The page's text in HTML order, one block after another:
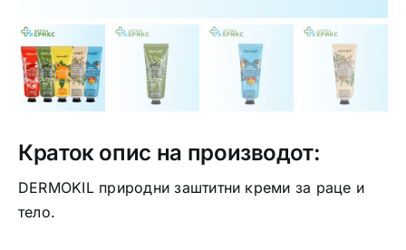
Краток опис на производот:
DERMOKIL природни заштитни креми за раце и
тело.